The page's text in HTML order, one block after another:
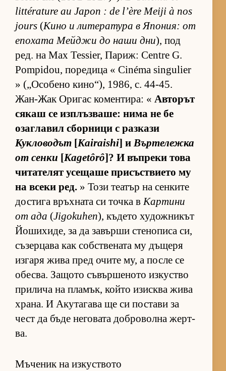
littérature au Japon : de l’ère Meiji à nos
jours (Кино и ли­те­ра­тура в Япо­ния: от
епо­хата Мей­джи до наши дни), под
ред. на Max Tessier, Па­риж: Centre G.
Pompidou, по­ре­дица « Cinéma singulier
» („О­со­бено ки­но­“), 1986, с. 44-45.
Жан-Жак Ори­гас ко­мен­ти­ра: « Ав­то­рът
ся­каш се из­п­лъз­ва­ше: нима не бе
озаг­ла­вил сбор­ници с раз­кази
Кукловодът [Kairaishi] иВър­те­лежка
от сенки [Kagetôrô]? И въп­реки това
чи­та­те­лят усе­щаше при­със­т­ви­ето му
на всеки ред. » Този те­а­тър на сен­ките
дос­тига връх­ната си точка вКар­тини
от ада (Jigokuhen), къ­дето ху­дож­ни­кът
Йо­ши­хи­де, за да за­върши сте­но­писа си,
съ­зер­цава как соб­с­т­ве­ната му дъ­щеря
из­гаря жива пред очите му, а после се
обес­ва. За­щото съ­вър­ше­ното из­кус­тво
при­лича на пла­мък, който изис­ква жива
хра­на. И Аку­та­гава ще си пос­тави за
чест да бъде не­го­вата доб­ро­волна жер­т­
ва.
Мъченик на изкуството